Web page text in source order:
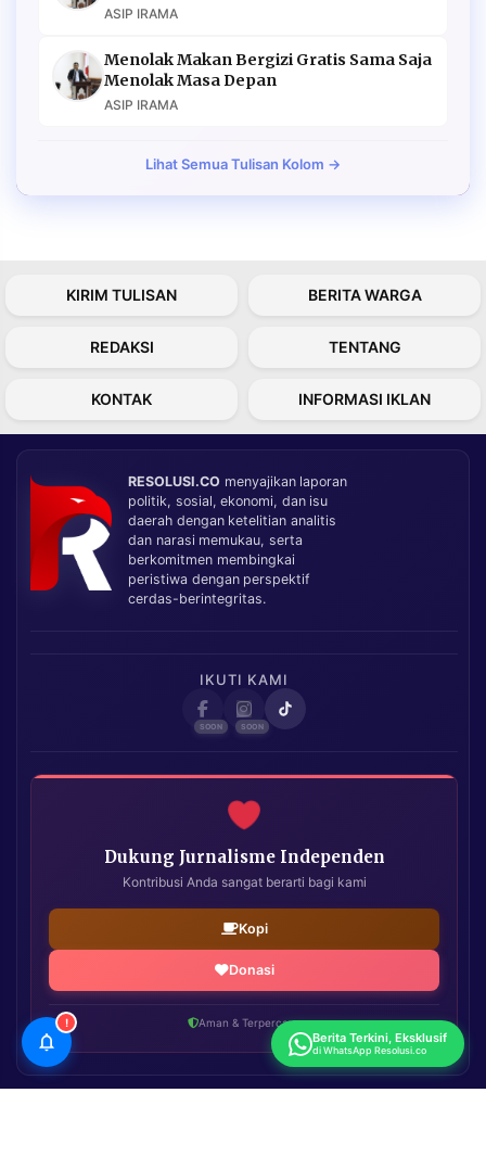
ASIP IRAMA
Menolak Makan Bergizi Gratis Sama Saja
Menolak Masa Depan
ASIP IRAMA
Lihat Semua Tulisan Kolom →
KIRIM TULISAN BERITA WARGA
REDAKSI TENTANG
KONTAK INFORMASI IKLAN
RESOLUSI.CO menyajikan laporan
politik, sosial, ekonomi, dan isu
daerah dengan ketelitian analitis
dan narasi memukau, serta
berkomitmen membingkai
peristiwa dengan perspektif
cerdas-berintegritas.
IKUTI KAMI
Dukung Jurnalisme Independen
Kontribusi Anda sangat berarti bagi kami
Kopi
Donasi
Aman & Terpercaya
!
Berita Terkini, Eksklusif
di WhatsApp Resolusi.co